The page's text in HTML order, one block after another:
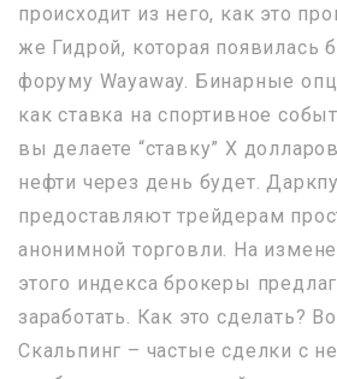
происходит из него, как это
же Гидрой, которая появилась
форуму Wayaway. Бинарные
как ставка на спортивное
вы делаете “ставку” X
нефти через день будет.
предоставляют трейдерам
анонимной торговли. На
этого индекса брокеры
заработать. Как это сделать?
Скальпинг – частые сделки с